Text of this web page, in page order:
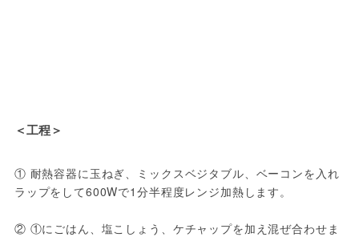
＜工程＞
① 耐熱容器に玉ねぎ、ミックスベジタブル、ベーコンを入れ
ラップをして600Wで1分半程度レンジ加熱します。
② ①にごはん、塩こしょう、ケチャップを加え混ぜ合わせま